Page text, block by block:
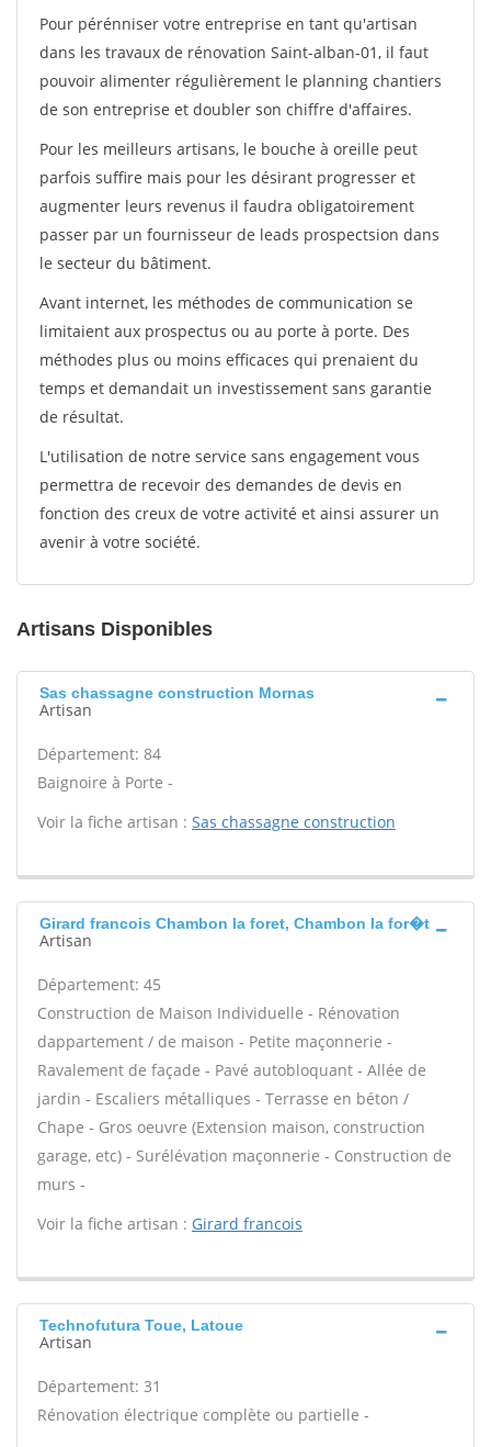
Pour pérénniser votre entreprise en tant qu'artisan
dans les travaux de rénovation Saint-alban-01, il faut
pouvoir alimenter régulièrement le planning chantiers
de son entreprise et doubler son chiffre d'affaires.
Pour les meilleurs artisans, le bouche à oreille peut
parfois suffire mais pour les désirant progresser et
augmenter leurs revenus il faudra obligatoirement
passer par un fournisseur de leads prospectsion dans
le secteur du bâtiment.
Avant internet, les méthodes de communication se
limitaient aux prospectus ou au porte à porte. Des
méthodes plus ou moins efficaces qui prenaient du
temps et demandait un investissement sans garantie
de résultat.
L'utilisation de notre service sans engagement vous
permettra de recevoir des demandes de devis en
fonction des creux de votre activité et ainsi assurer un
avenir à votre société.
Artisans Disponibles
Sas chassagne construction Mornas
Artisan
Département: 84
Baignoire à Porte -
Voir la fiche artisan : Sas chassagne construction
Girard francois Chambon la foret, Chambon la for�t
Artisan
Département: 45
Construction de Maison Individuelle - Rénovation
dappartement / de maison - Petite maçonnerie -
Ravalement de façade - Pavé autobloquant - Allée de
jardin - Escaliers métalliques - Terrasse en béton /
Chape - Gros oeuvre (Extension maison, construction
garage, etc) - Surélévation maçonnerie - Construction de
murs -
Voir la fiche artisan : Girard francois
Technofutura Toue, Latoue
Artisan
Département: 31
Rénovation électrique complète ou partielle -